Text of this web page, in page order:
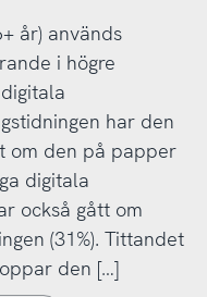
år) används
i högre
har den
om den på papper
digitala
också gått om
(31%). Tittandet
den […]